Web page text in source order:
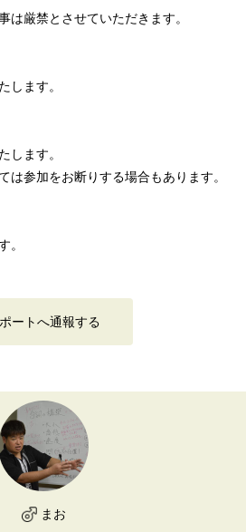
は厳禁とさせていただきます。
します。
します。
は参加をお断りする場合もあります。
。
ートへ通報する
まお